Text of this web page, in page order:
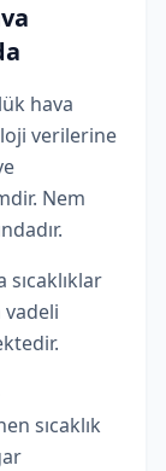
hava
verilerine
Nem
vadeli
sıcaklık